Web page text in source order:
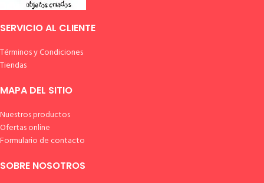
SERVICIO AL CLIENTE
Términos y Condiciones
Tiendas
MAPA DEL SITIO
Nuestros productos
Ofertas online
Formulario de contacto
SOBRE NOSOTROS